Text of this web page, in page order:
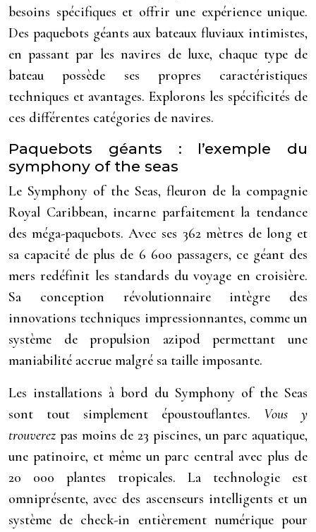
besoins spécifiques et offrir une expérience unique.
Des paquebots géants aux bateaux fluviaux intimistes,
en passant par les navires de luxe, chaque type de
bateau possède ses propres caractéristiques
techniques et avantages. Explorons les spécificités de
ces différentes catégories de navires.
Paquebots géants : l’exemple du
symphony of the seas
Le Symphony of the Seas, fleuron de la compagnie
Royal Caribbean, incarne parfaitement la tendance
des méga-paquebots. Avec ses 362 mètres de long et
sa capacité de plus de 6 600 passagers, ce géant des
mers redéfinit les standards du voyage en croisière.
Sa conception révolutionnaire intègre des
innovations techniques impressionnantes, comme un
système de propulsion azipod permettant une
maniabilité accrue malgré sa taille imposante.
Les installations à bord du Symphony of the Seas
sont tout simplement époustouflantes. Vous y
trouverez pas moins de 23 piscines, un parc aquatique,
une patinoire, et même un parc central avec plus de
20 000 plantes tropicales. La technologie est
omniprésente, avec des ascenseurs intelligents et un
système de check-in entièrement numérique pour